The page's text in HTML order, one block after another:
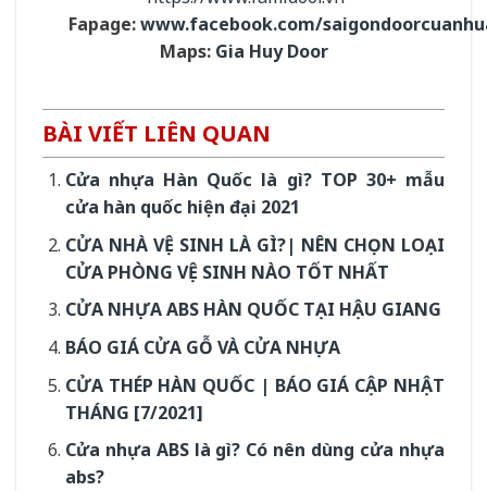
Fapage:www.facebook.com/
Maps: Gia Huy Door
BÀI VIẾT LIÊN QUAN
Cửa nhựa Hàn Quốc là gì? TOP 30+ mẫu
cửa hàn quốc hiện đại 2021
CỬA NHÀ VỆ SINH LÀ GÌ?| NÊN CHỌN LOẠI
CỬA PHÒNG VỆ SINH NÀO TỐT NHẤT
CỬA NHỰA ABS HÀN QUỐC TẠI HẬU GIANG
BÁO GIÁ CỬA GỖ VÀ CỬA NHỰA
CỬA THÉP HÀN QUỐC | BÁO GIÁ CẬP NHẬT
THÁNG [7/2021]
Cửa nhựa ABS là gì? Có nên dùng cửa nhựa
abs?